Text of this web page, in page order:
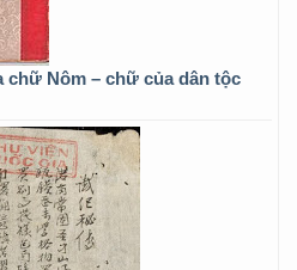
chữ Nôm – chữ của dân tộc